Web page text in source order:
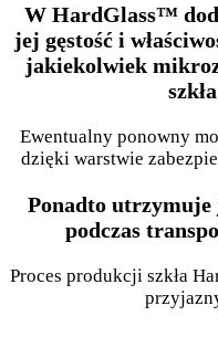
W HardGlass™
jej gęstość i
jakiekolwiek
Ewentualny ponowny
dzięki warstwie
Ponadto utrzymuje
podczas
Proces produkcji szkła